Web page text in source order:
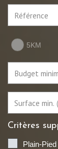
5KM
Critères
Plain-Pied